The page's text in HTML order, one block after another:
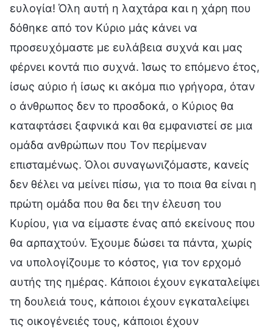
ευλογία! Όλη αυτή η λαχτάρα και η χάρη που
δόθηκε από τον Κύριο μάς κάνει να
προσευχόμαστε με ευλάβεια συχνά και μας
φέρνει κοντά πιο συχνά. Ίσως το επόμενο έτος,
ίσως αύριο ή ίσως κι ακόμα πιο γρήγορα, όταν
ο άνθρωπος δεν το προσδοκά, ο Κύριος θα
καταφτάσει ξαφνικά και θα εμφανιστεί σε μια
ομάδα ανθρώπων που Τον περίμεναν
επισταμένως. Όλοι συναγωνιζόμαστε, κανείς
δεν θέλει να μείνει πίσω, για το ποια θα είναι η
πρώτη ομάδα που θα δει την έλευση του
Κυρίου, για να είμαστε ένας από εκείνους που
θα αρπαχτούν. Έχουμε δώσει τα πάντα, χωρίς
να υπολογίζουμε το κόστος, για τον ερχομό
αυτής της ημέρας. Κάποιοι έχουν εγκαταλείψει
τη δουλειά τους, κάποιοι έχουν εγκαταλείψει
τις οικογένειές τους, κάποιοι έχουν